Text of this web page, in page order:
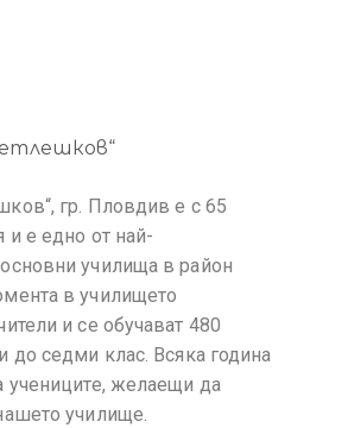
гр. Пловдив е с 65
и е едно от най-
училища в район
в училището
и се обучават 480
до седми клас. Всяка година
учениците, желаещи да
училище.